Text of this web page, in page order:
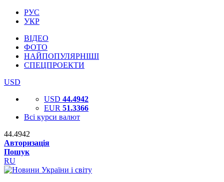
РУС
УКР
ВІДЕО
ФОТО
НАЙПОПУЛЯРНІШІ
СПЕЦПРОЕКТИ
USD
USD 44.4942
EUR 51.3366
Всі курси валют
44.4942
Авторизація
Пошук
RU